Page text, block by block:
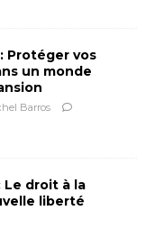
: Protéger vos
un monde
Barros
Le droit à la
liberté